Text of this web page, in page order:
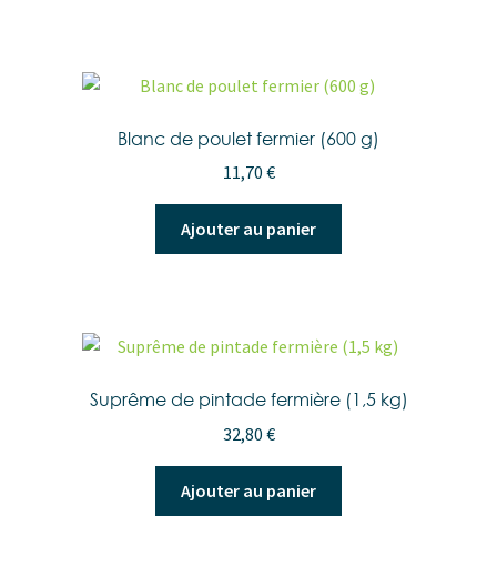
Blanc de poulet fermier (600 g)
11,70 €
Ajouter au panier
Suprême de pintade fermière (1,5 kg)
32,80 €
Ajouter au panier